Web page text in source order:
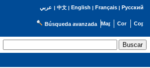
عربي | 中文| English | Français| Русский
Búsqueda avanzada